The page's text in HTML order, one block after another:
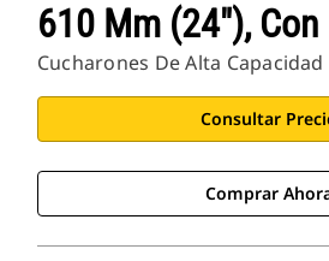
610 Mm (24"),
Cucharones De Alta Capacidad
Consultar
Comprar